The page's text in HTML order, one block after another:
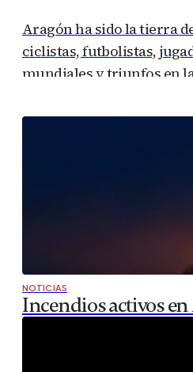
Aragón ha sido la tierra
ciclistas, futbolistas,
mundiales y triunfos en
NOTICIAS
Incendios activos